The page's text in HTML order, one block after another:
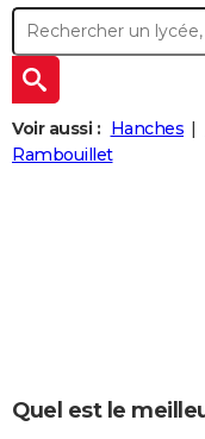
BRICOLAGE
Forum
Aménagement intérieur
Extérieur
Cuisine
Salle de bains
Jardinage
Rangement
+WEEK-END
Guides de France
Escapades
Patrimoine
Expositions
Musées
Week-end nature
+
LIFESTYLE
Art de vivre
Bien-être
Loisirs
Mode
Modes de vie
+SANTE
Voir aussi : Hanches
Rambouillet
Quel est le